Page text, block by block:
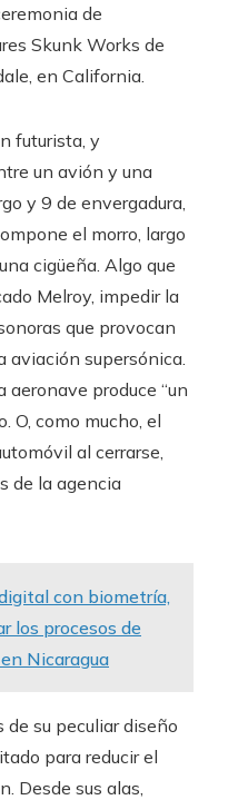
de
Skunk Works de
en California.
futurista, y
un avión y una
y 9 de envergadura,
el morro, largo
cigüeña. Algo que
Melroy, impedir la
que provocan
aviación supersónica.
aeronave produce “un
O, como mucho, el
al cerrarse,
de la agencia
con biometría,
los procesos de
Nicaragua
su peculiar diseño
para reducir el
Desde sus alas,